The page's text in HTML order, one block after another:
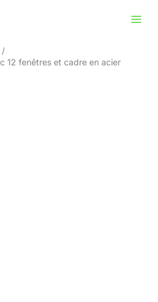
12 fenêtres et cadre en acier